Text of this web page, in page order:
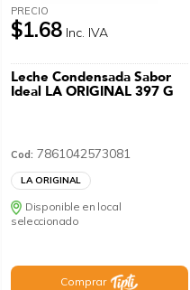
PRECIO
$1.68 Inc. IVA
Leche Condensada Sabor
Ideal LA ORIGINAL 397 G
Cod: 7861042573081
LA ORIGINAL
Disponible en local
seleccionado
Comprar